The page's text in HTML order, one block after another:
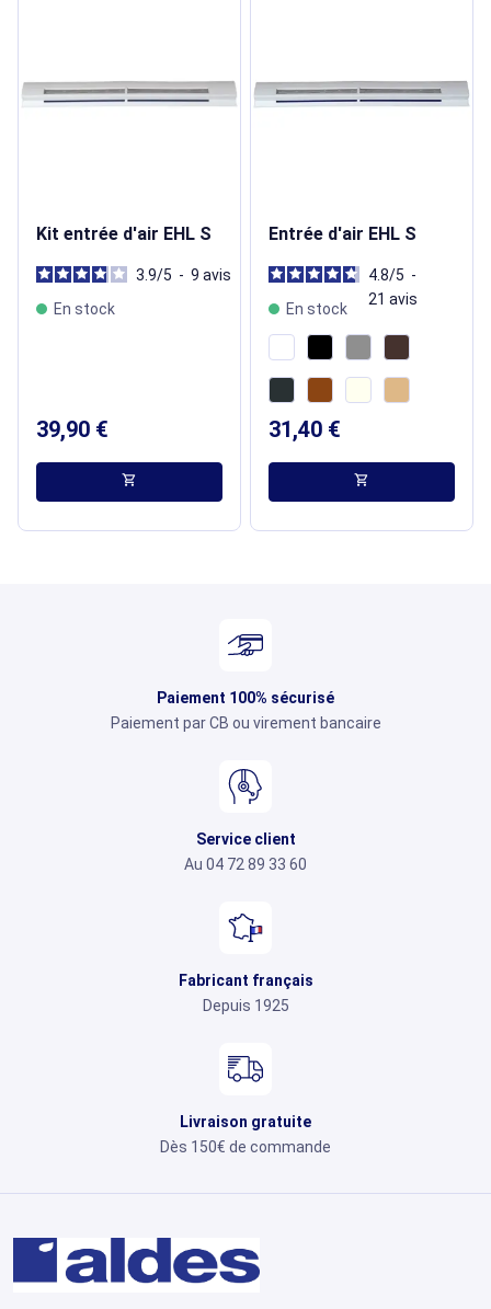
Kit entrée d'air EHL S
3.9/5 - 9 avis
En stock
39,90 €
shopping_cart
Entrée d'air EHL S
4.8/5 -
21 avis
En stock
31,40 €
shopping_cart
Paiement 100% sécurisé
Paiement par CB ou virement bancaire
Service client
Au 04 72 89 33 60
Fabricant français
Depuis 1925
Livraison gratuite
Dès 150€ de commande